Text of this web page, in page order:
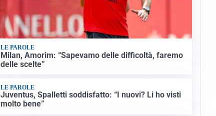
LE PAROLE
Milan, Amorim: “Sapevamo delle difficoltà, faremo
delle scelte”
LE PAROLE
Juventus, Spalletti soddisfatto: “I nuovi? Li ho visti
molto bene”